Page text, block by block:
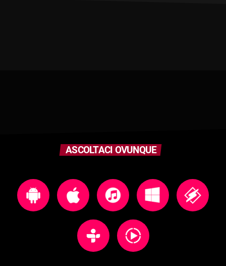
ASCOLTACI OVUNQUE